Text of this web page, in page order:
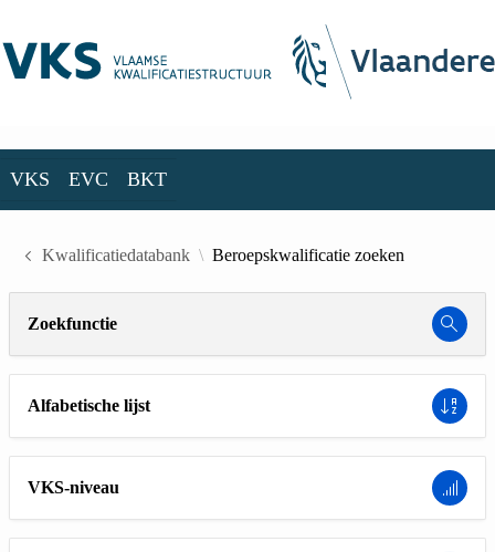
VKS EVC BKT
Kwalificatiedatabank Beroepskwalificatie zoeken
Zoekfunctie
Alfabetische lijst
VKS-niveau